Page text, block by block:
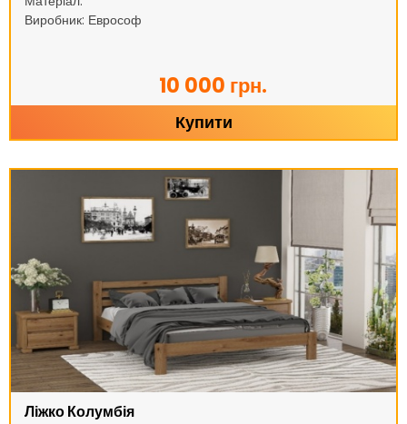
Виробник: Еврософ
10 000 грн.
Купити
Ліжко Колумбія